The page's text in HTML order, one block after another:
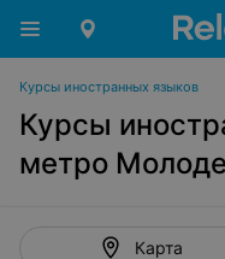
Курсы иностранных языков
Курсы
метро
Карта